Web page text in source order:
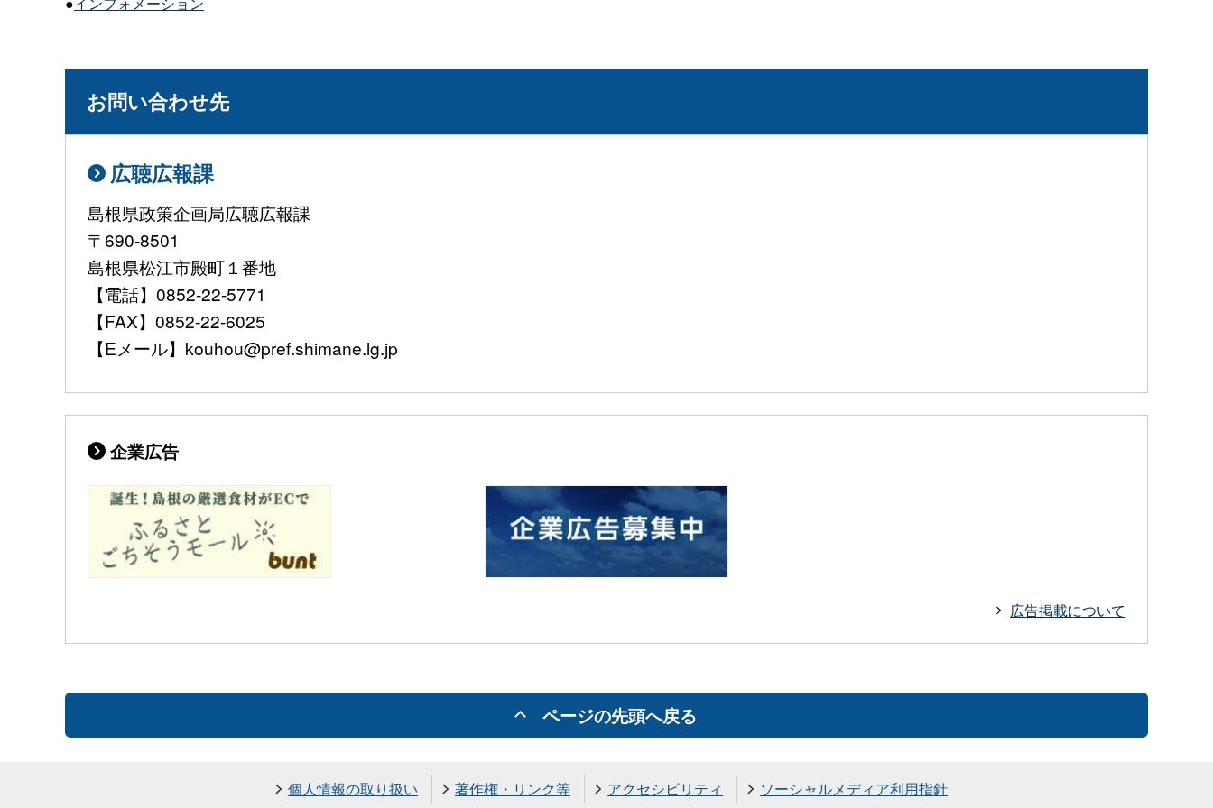
お問い合わせ先
広聴広報課
島根県政策企画局広聴広報課
〒690-8501
島根県松江市殿町１番地
【電話】0852-22-5771
【FAX】0852-22-6025
【Eメール】kouhou@pref.shimane.lg.jp
企業広告
広告掲載について
ページの先頭へ戻る
個人情報の取り扱い 著作権・リンク等 アクセシビリティ ソーシャルメディア利用指針